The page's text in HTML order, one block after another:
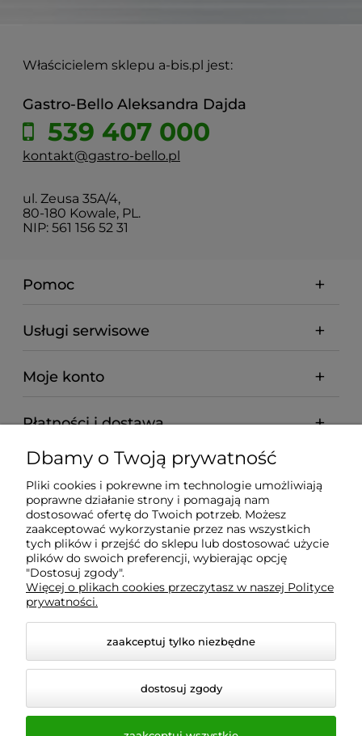
Właścicielem sklepu a-bis.pl jest:
Gastro-Bello Aleksandra Dajda
539 407 000
kontakt@gastro-bello.pl
ul. Zeusa 35A/4,
80-180 Kowale, PL.
NIP: 561 156 52 31
Pomoc
Usługi serwisowe
Moje konto
Płatności i dostawa
Informacje
O nas
Wyposażenie Gastronomii - Projekty Technologiczne -
Sklep Gastronomiczny - Serwis Sprzętu
Gastronomicznego | Gdańsk - Trójmiasto - Pomorskie
Dbamy o Twoją prywatność
Pliki cookies i pokrewne im technologie umożliwiają
poprawne działanie strony i pomagają nam
dostosować ofertę do Twoich potrzeb. Możesz
zaakceptować wykorzystanie przez nas wszystkich
tych plików i przejść do sklepu lub dostosować użycie
plików do swoich preferencji, wybierając opcję
"Dostosuj zgody".
Więcej o plikach cookies przeczytasz w naszej Polityce
prywatności.
zaakceptuj tylko niezbędne
dostosuj zgody